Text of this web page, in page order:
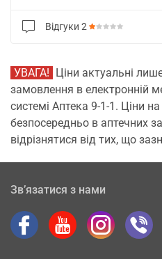
Відгуки 2
УВАГА! Ціни актуальні
замовлення в електронній
системі Аптека 9-1-1. Ціни на
безпосередньо в аптечних
відрізнятися від тих, що
Зв’язатися з нами